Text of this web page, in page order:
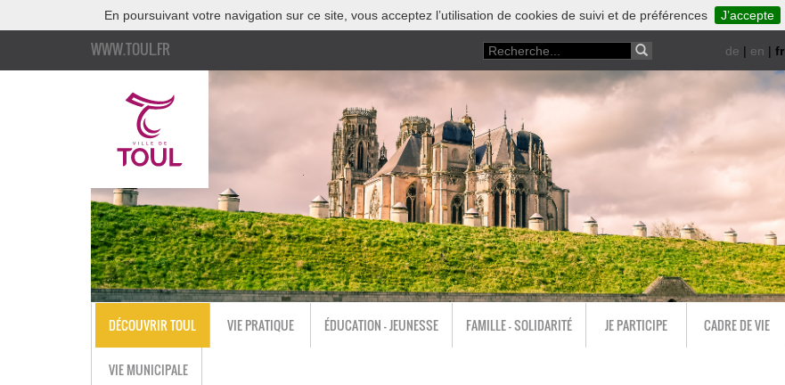
En poursuivant votre navigation sur ce site, vous acceptez l’utilisation de cookies de suivi et de préférences J’accepte
WWW.TOUL.FR de | en | fr
DÉCOUVRIR TOUL VIE PRATIQUE ÉDUCATION - JEUNESSE FAMILLE - SOLIDARITÉ JE PARTICIPE CADRE DE VIE
VIE MUNICIPALE